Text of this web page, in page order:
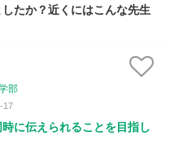
たか？近くにはこんな先生
部
17
に伝えられることを目指し